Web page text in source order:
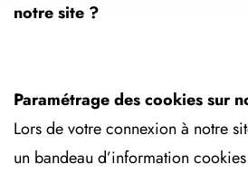
notre site ?
Paramétrage des cookies sur
Lors de votre connexion à notre
un bandeau d’information